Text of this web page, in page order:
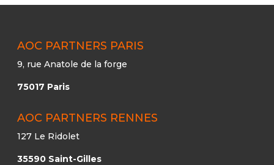
AOC PARTNERS PARIS
9, rue Anatole de la forge
75017 Paris
AOC PARTNERS RENNES
127 Le Ridolet
35590 Saint-Gilles